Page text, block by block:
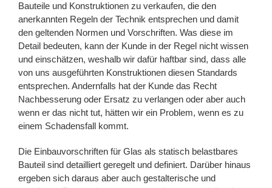
Bauteile und Konstruktionen zu verkaufen, die den
anerkannten Regeln der Technik entsprechen und damit
den geltenden Normen und Vorschriften. Was diese im
Detail bedeuten, kann der Kunde in der Regel nicht wissen
und einschätzen, weshalb wir dafür haftbar sind, dass alle
von uns ausgeführten Konstruktionen diesen Standards
entsprechen. Andernfalls hat der Kunde das Recht
Nachbesserung oder Ersatz zu verlangen oder aber auch
wenn er das nicht tut, hätten wir ein Problem, wenn es zu
einem Schadensfall kommt.
Die Einbauvorschriften für Glas als statisch belastbares
Bauteil sind detailliert geregelt und definiert. Darüber hinaus
ergeben sich daraus aber auch gestalterische und